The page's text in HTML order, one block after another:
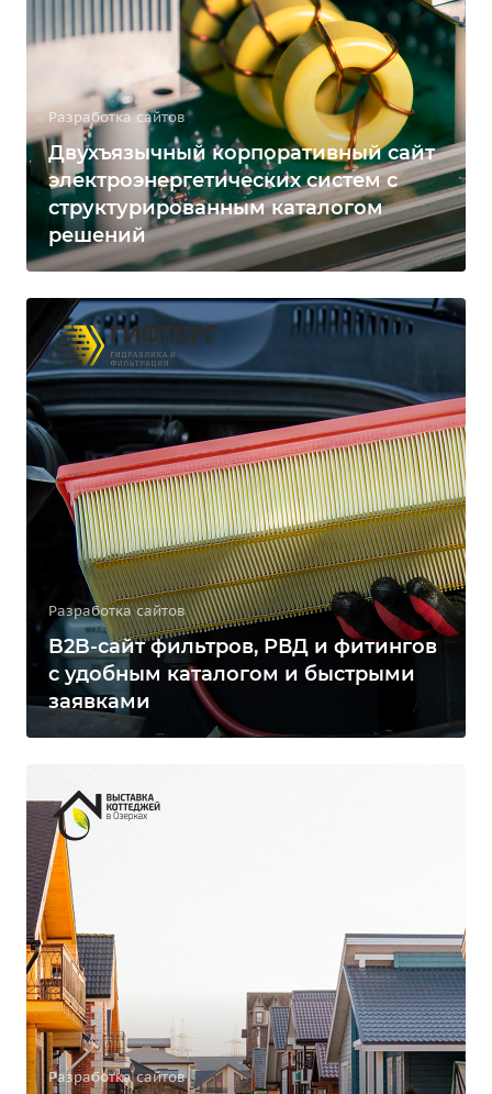
Разработка сайтов
Двухъязычный корпоративный сайт
электроэнергетических систем с
структурированным каталогом
решений
Разработка сайтов
B2B-сайт фильтров, РВД и фитингов
с удобным каталогом и быстрыми
заявками
Разработка сайтов